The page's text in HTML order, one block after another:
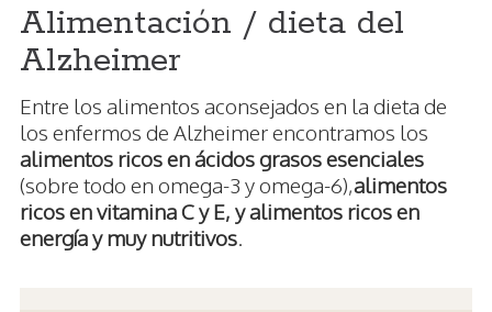
Alimentación / dieta del
Alzheimer
Entre los alimentos aconsejados en la dieta de
los enfermos de Alzheimer encontramos los
alimentos ricos en ácidos grasos esenciales
(sobre todo en omega-3 y omega-6),alimentos
ricos en vitamina C y E, y alimentos ricos en
energía y muy nutritivos